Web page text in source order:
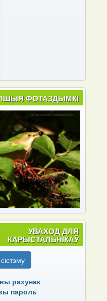
ФОТАЗДЫМКІ
УВАХОД ДЛЯ
КАРЫСТАЛЬНІКАЎ
рахунак
пароль